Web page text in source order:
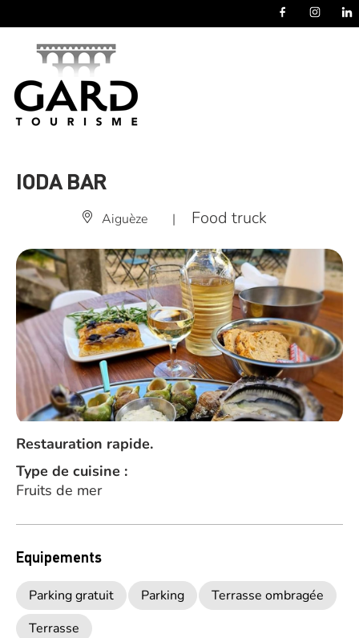
IODA BAR
Aiguèze | Food truck
Restauration rapide.
Type de cuisine :
Fruits de mer
Equipements
Parking gratuit Parking
Terrasse ombragée
Terrasse